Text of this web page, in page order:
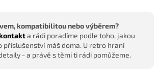
kompatibilitou nebo výběrem?
a rádi poradíme podle toho, jakou
příslušenství máš doma. U retro hraní
- a právě s těmi ti rádi pomůžeme.